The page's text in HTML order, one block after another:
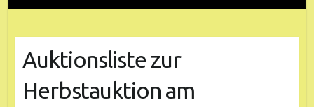
Auktionsliste zur
Herbstauktion am